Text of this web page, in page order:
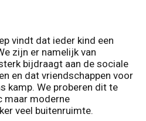
vindt dat ieder kind een
zijn er namelijk van
bijdraagt aan de sociale
en dat vriendschappen voor
kamp. We proberen dit te
maar moderne
veel buitenruimte.